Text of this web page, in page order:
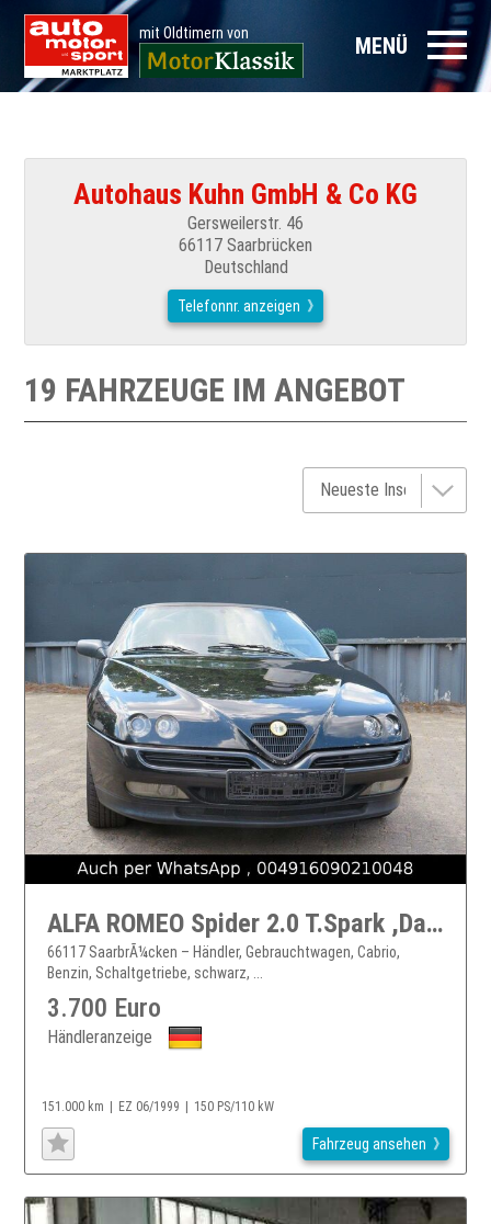
mit Oldtimern von MENÜ
Autohaus Kuhn GmbH & Co KG
Gersweilerstr. 46
66117 Saarbrücken
Deutschland
Telefonnr. anzeigen
19 FAHRZEUGE IM ANGEBOT
ALFA ROMEO Spider 2.0 T.Spark ,Dach neu, note 2
66117 SaarbrÃ¼cken – Händler, Gebrauchtwagen, Cabrio,
Benzin, Schaltgetriebe, schwarz, ...
3.700 Euro
Händleranzeige
151.000 km EZ 06/1999 150 PS/110 kW
Fahrzeug ansehen